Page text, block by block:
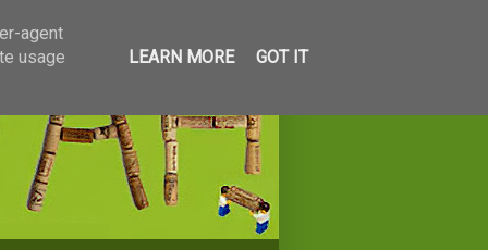
agent
usage
LEARN MORE GOT IT